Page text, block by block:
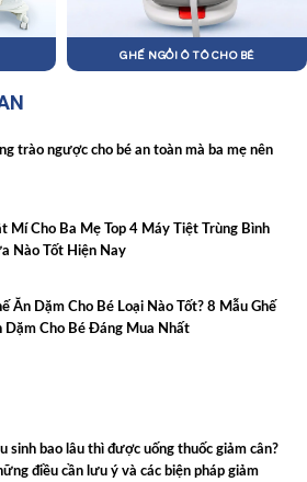
GHẾ NGỒI Ô TÔ CHO BÉ
trào ngược cho bé an toàn mà ba mẹ nên
Mí Cho Ba Mẹ Top 4 Máy Tiệt Trùng Bình
Nào Tốt Hiện Nay
Ăn Dặm Cho Bé Loại Nào Tốt? 8 Mẫu Ghế
Dặm Cho Bé Đáng Mua Nhất
sinh bao lâu thì được uống thuốc giảm cân?
điều cần lưu ý và các biện pháp giảm